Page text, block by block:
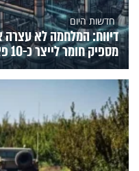
חדשות היום
דיווח: המלחמה לא עצרה
מספיק חומר לייצר כ-10 פצצות